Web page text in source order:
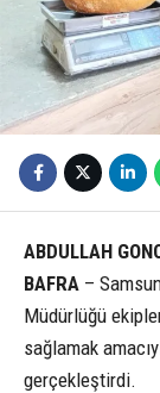
ABDULLAH
BAFRA –
Müdürlüğü
sağlamak
gerçekleştirdi.